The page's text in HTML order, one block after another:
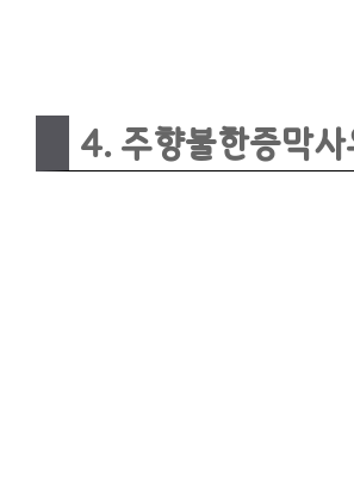
4. 주향불한증막